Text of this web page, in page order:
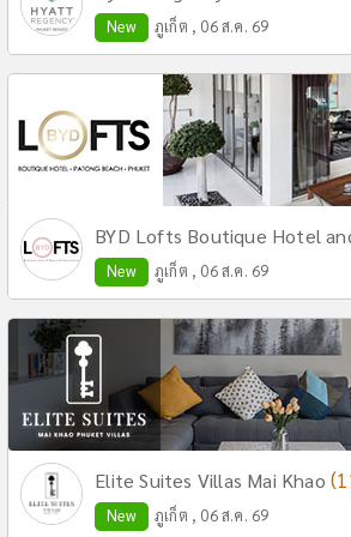
New ภูเก็ต , 06 ส.ค. 69
BYD Lofts Boutique Hotel
New ภูเก็ต , 06 ส.ค. 69
Elite Suites Villas Mai Khao
New ภูเก็ต , 06 ส.ค. 69